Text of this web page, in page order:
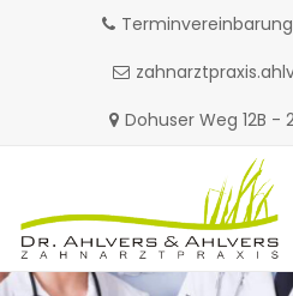
Dohuser Weg 12B
Skip